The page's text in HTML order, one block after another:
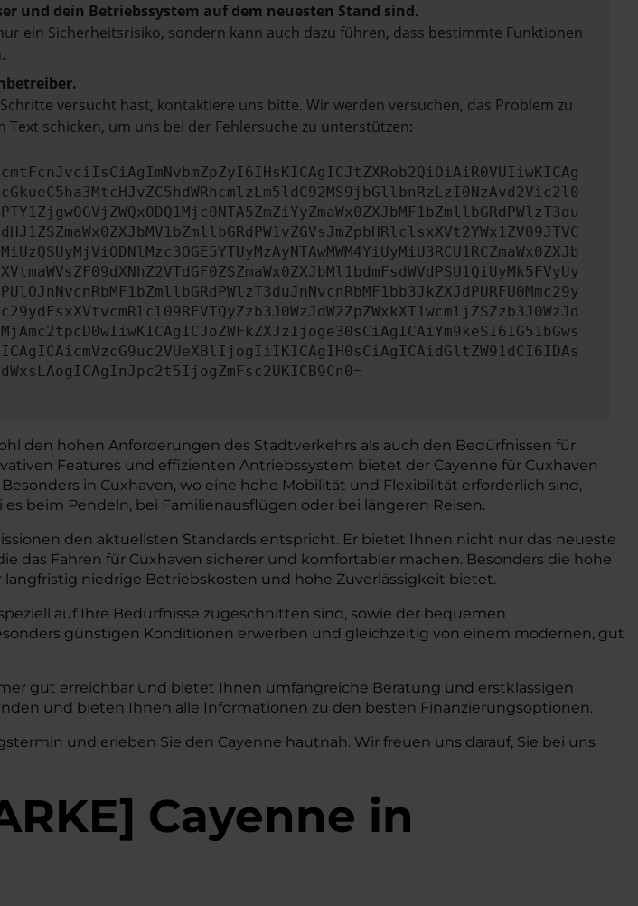
und dein Betriebssystem auf dem neuesten Stand sind.
ein Sicherheitsrisiko, sondern kann auch dazu führen, dass bestimmte Funktionen
versucht hast, kontaktiere uns bitte. Wir werden versuchen, das Problem zu
Text schicken, um uns bei der Fehlersuche zu unterstützen:
den hohen Anforderungen des Stadtverkehrs als auch den Bedürfnissen für
Features und effizienten Antriebssystem bietet der Cayenne für Cuxhaven
in Cuxhaven, wo eine hohe Mobilität und Flexibilität erforderlich sind,
beim Pendeln, bei Familienausflügen oder bei längeren Reisen.
den aktuellsten Standards entspricht. Er bietet Ihnen nicht nur das neueste
das Fahren für Cuxhaven sicherer und komfortabler machen. Besonders die hohe
niedrige Betriebskosten und hohe Zuverlässigkeit bietet.
auf Ihre Bedürfnisse zugeschnitten sind, sowie der bequemen
günstigen Konditionen erwerben und gleichzeitig von einem modernen, gut
gut erreichbar und bietet Ihnen umfangreiche Beratung und erstklassigen
und bieten Ihnen alle Informationen zu den besten Finanzierungsoptionen.
und erleben Sie den Cayenne hautnah. Wir freuen uns darauf, Sie bei uns
] Cayenne in